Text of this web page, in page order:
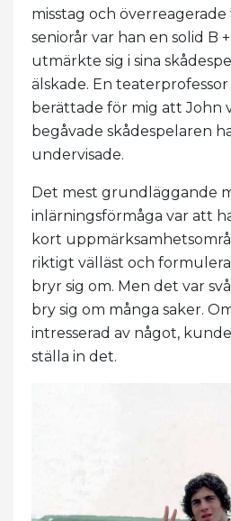
misstag och
seniorår var han en solid B
utmärkte sig i sina
älskade. En
berättade för mig att John
begåvade skådespelaren
undervisade.
Det mest grundläggande
inlärningsförmåga var att
kort
riktigt välläst och
bryr sig om. Men det var
bry sig om många saker.
intresserad av något,
ställa in det.